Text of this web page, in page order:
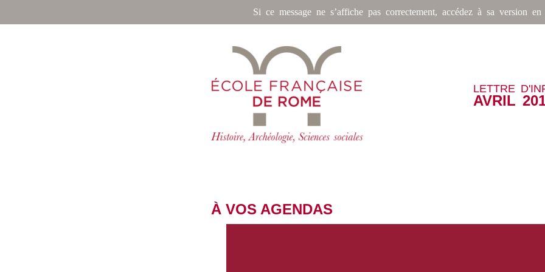
Si ce message ne s’affiche pas correctement, accédez à sa version en
LETTRE
AVRIL
À VOS AGENDAS